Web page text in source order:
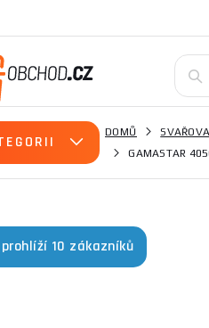
DOMŮ
GAMASTAR
10 zákazníků